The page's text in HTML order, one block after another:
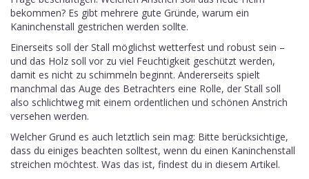
bekommen? Es gibt mehrere gute Gründe, warum ein
Kaninchenstall gestrichen werden sollte.
Einerseits soll der Stall möglichst wetterfest und robust sein –
und das Holz soll vor zu viel Feuchtigkeit geschützt werden,
damit es nicht zu schimmeln beginnt. Andererseits spielt
manchmal das Auge des Betrachters eine Rolle, der Stall soll
also schlichtweg mit einem ordentlichen und schönen Anstrich
versehen werden.
Welcher Grund es auch letztlich sein mag: Bitte berücksichtige,
dass du einiges beachten solltest, wenn du einen Kaninchenstall
streichen möchtest. Was das ist, findest du in diesem Artikel.